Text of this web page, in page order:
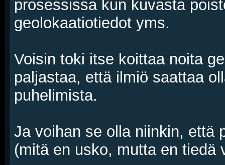
prosessissa kun kuvasta
geolokaatiotiedot yms.
Voisin toki itse koittaa noita
paljastaa, että ilmiö saattaa
puhelimista.
Ja voihan se olla niinkin, että
(mitä en usko, mutta en tiedä